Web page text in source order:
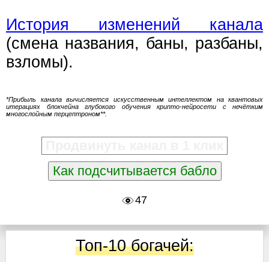
История изменений канала
(смена названия, баны, разбаны,
взломы).
*Прибыль канала вычисляется искусственным интеллектом на квантовых
итерациях блокчейна глубокого обучения крипто-нейросети с нечётким
многослойным перцептроном**.
Как подсчитывается бабло
47
Топ-10 богачей: